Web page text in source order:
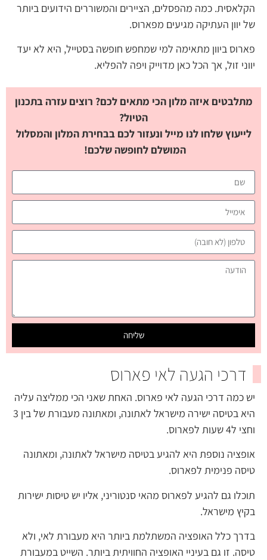
הקלאסית. כמה מהפסלים, הציירים והמשוררים הידועים ביותר
של יוון העתיקה מגיעים מפארוס.
פארוס ביוון מתאימה למי שמחפש חופשה בסטייל, היא לא יעד
יווני זול, אך הכל כאן מדוייק ויפה להפליא.
מתלבטים איזה מלון הכי מתאים לכם? רוצים עזרה בתכנון
הטיול?
לייעוץ שלחו לנו מייל ונעזור לכם בבחירת המלון והמסלול
המושלם לחופשה שלכם!
שליחה
דרכי הגעה לאי פארוס
יש כמה דרכי הגעה לאי פארוס. האחת שאני הכי ממליצה עליה
היא בטיסה ישירה מישראל לאתונה, ומאתונה מעבורת של בין 3
וחצי ל4 שעות לפארוס.
אופציה נוספת היא להגיע בטיסה מישראל לאתונה, ומאתונה
טיסה פנימית לפארוס.
תוכלו גם להגיע לפארוס מהאי סנטוריני, אליו יש טיסות ישירות
בקיץ מישראל.
בדרך כלל האופציה המשתלמת ביותר היא מעבורת לאי, ולא
טיסה. זו גם בעיניי האופציה החוויתית ביותר. השייט במעבורת